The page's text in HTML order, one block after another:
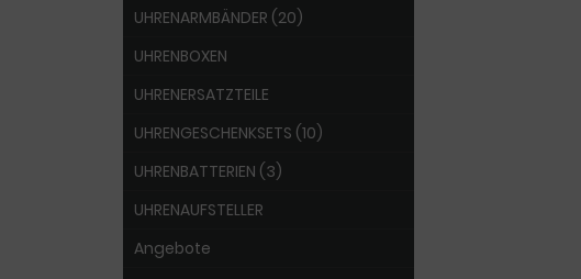
UHRENARMBÄNDER (20)
UHRENBOXEN
UHRENERSATZTEILE
UHRENGESCHENKSETS (10)
UHRENBATTERIEN (3)
UHRENAUFSTELLER
Angebote